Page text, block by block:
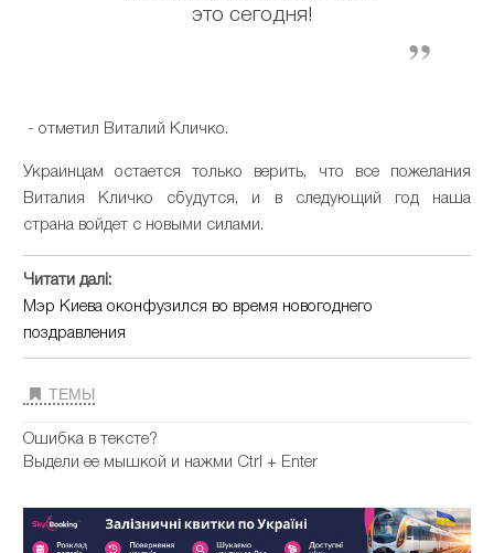
это сегодня!
- отметил Виталий Кличко.
Украинцам остается только верить, что все пожелания
Виталия Кличко сбудутся, и в следующий год наша
страна войдет с новыми силами.
Читати далі:
Мэр Киева оконфузился во время новогоднего
поздравления
ТЕМЫ
Ошибка в тексте?
Выдели ее мышкой и нажми Ctrl + Enter